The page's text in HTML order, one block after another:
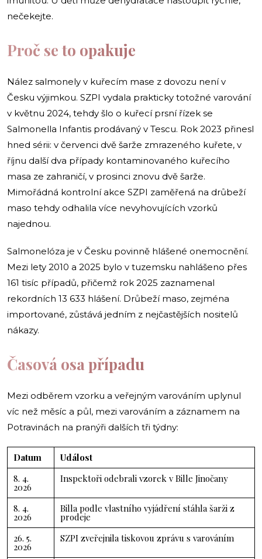
nečekejte.
Proč se to opakuje
Nález salmonely v kuřecím mase z dovozu není v
Česku výjimkou. SZPI vydala prakticky totožné varování
v květnu 2024, tehdy šlo o kuřecí prsní řízek se
Salmonella Infantis prodávaný v Tescu. Rok 2023 přinesl
hned sérii: v červenci dvě šarže zmrazeného kuřete, v
říjnu další dva případy kontaminovaného kuřecího
masa ze zahraničí, v prosinci znovu dvě šarže.
Mimořádná kontrolní akce SZPI zaměřená na drůbeží
maso tehdy odhalila více nevyhovujících vzorků
najednou.
Salmonelóza je v Česku povinně hlášené onemocnění.
Mezi lety 2010 a 2025 bylo v tuzemsku nahlášeno přes
161 tisíc případů, přičemž rok 2025 zaznamenal
rekordních 13 633 hlášení. Drůbeží maso, zejména
importované, zůstává jedním z nejčastějších nositelů
nákazy.
Časová osa případu
Mezi odběrem vzorku a veřejným varováním uplynul
víc než měsíc a půl, mezi varováním a záznamem na
Potravinách na pranýři dalších tři týdny:
Datum
Událost
8. 4.
2026
Inspektoři odebrali vzorek v Bille Jinočany
8. 4.
2026
Billa podle vlastního vyjádření stáhla šarži z
prodeje
26. 5.
2026
SZPI zveřejnila tiskovou zprávu s varováním